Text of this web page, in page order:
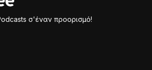
σ'έναν προορισμό!